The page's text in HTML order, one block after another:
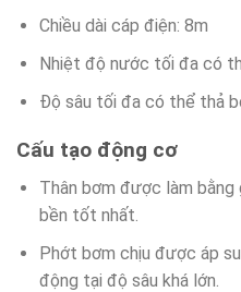
Chiều dài cáp điện: 8m
Nhiệt độ nước tối đa có
Độ sâu tối đa có thể thả
Cấu tạo động cơ
Thân bơm được làm
bền tốt nhất.
Phớt bơm chịu được áp
động tại độ sâu khá lớn.